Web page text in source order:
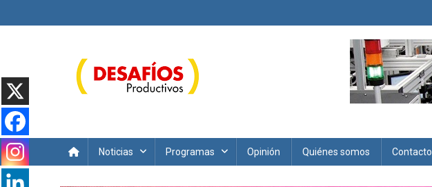
al
Noticias Programas Opinión Quiénes somos Contacto